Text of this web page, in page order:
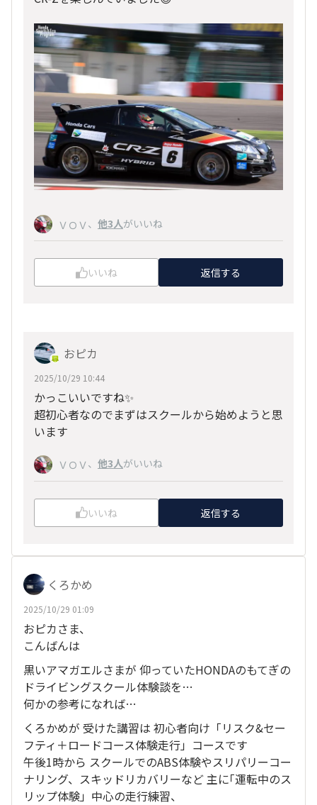
ＶＯＶ 、 他3人がいいね
いいね 返信する
おピカ
2025/10/29 10:44
かっこいいですね✨️
超初心者なのでまずはスクールから始めようと思
います
ＶＯＶ 、 他3人がいいね
いいね 返信する
くろかめ
2025/10/29 01:09
おピカさま、
こんばんは
黒いアマガエルさまが 仰っていたHONDAのもてぎの
ドライビングスクール体験談を…
何かの参考になれば…
くろかめが 受けた講習は 初心者向け「リスク&セー
フティ＋ロードコース体験走行」コースです
午後1時から スクールでのABS体験やスリパリーコー
ナリング、スキッドリカバリーなど 主に｢運転中のス
リップ体験」中心の走行練習、